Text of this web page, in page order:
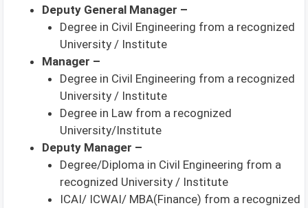
Deputy General Manager –
Degree in Civil Engineering from a recognized
University / Institute
Manager –
Degree in Civil Engineering from a recognized
University / Institute
Degree in Law from a recognized
University/Institute
Deputy Manager –
Degree/Diploma in Civil Engineering from a
recognized University / Institute
ICAI/ ICWAI/ MBA(Finance) from a recognized